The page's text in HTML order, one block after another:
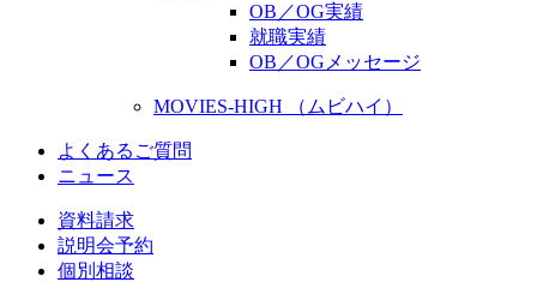
OB／OG実績
就職実績
OB／OGメッセージ
MOVIES-HIGH （ムビハイ）
よくあるご質問
ニュース
資料請求
説明会予約
個別相談